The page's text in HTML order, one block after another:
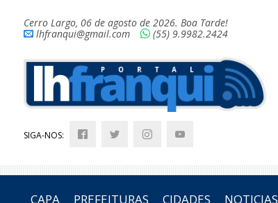
Cerro Largo, 06 de agosto de 2026. Boa Tarde!
lhfranqui@gmail.com
(55) 9.9982.2424
SIGA-NOS:
CAPA PREFEITURAS CIDADES NOTICIAS